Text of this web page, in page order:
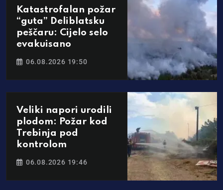
Katastrofalan požar
“guta” Deliblatsku
peščaru: Cijelo selo
evakuisano
06.08.2026 19:50
Veliki napori urodili
plodom: Požar kod
Trebinja pod
kontrolom
06.08.2026 19:46